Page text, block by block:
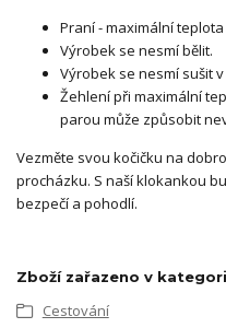
Praní - maximální teplota
Výrobek se nesmí bělit.
Výrobek se nesmí sušit
Žehlení při maximální
parou může způsobit
Vezměte svou kočičku na
procházku. S naší klokankou
bezpečí a pohodlí.
Zboží zařazeno v
Cestování